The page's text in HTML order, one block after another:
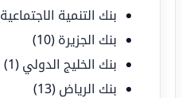
بنك التنمية الاجتماعية
بنك الجزيرة (10)
بنك الخليج الدولي (1)
بنك الرياض (13)